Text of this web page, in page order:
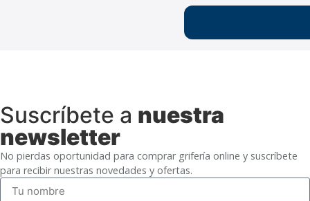
Suscríbete a nuestra
newsletter
No pierdas oportunidad para comprar grifería online y suscríbete
para recibir nuestras novedades y ofertas.